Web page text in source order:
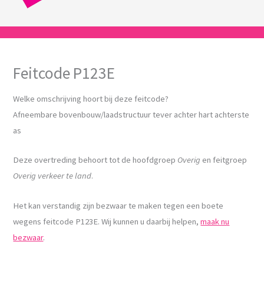
Feitcode P123E
Welke omschrijving hoort bij deze feitcode?
Afneembare bovenbouw/laadstructuur tever achter hart achterste
as
Deze overtreding behoort tot de hoofdgroep Overig en feitgroep
Overig verkeer te land.
Het kan verstandig zijn bezwaar te maken tegen een boete
wegens feitcode P123E. Wij kunnen u daarbij helpen,maak nu
bezwaar.